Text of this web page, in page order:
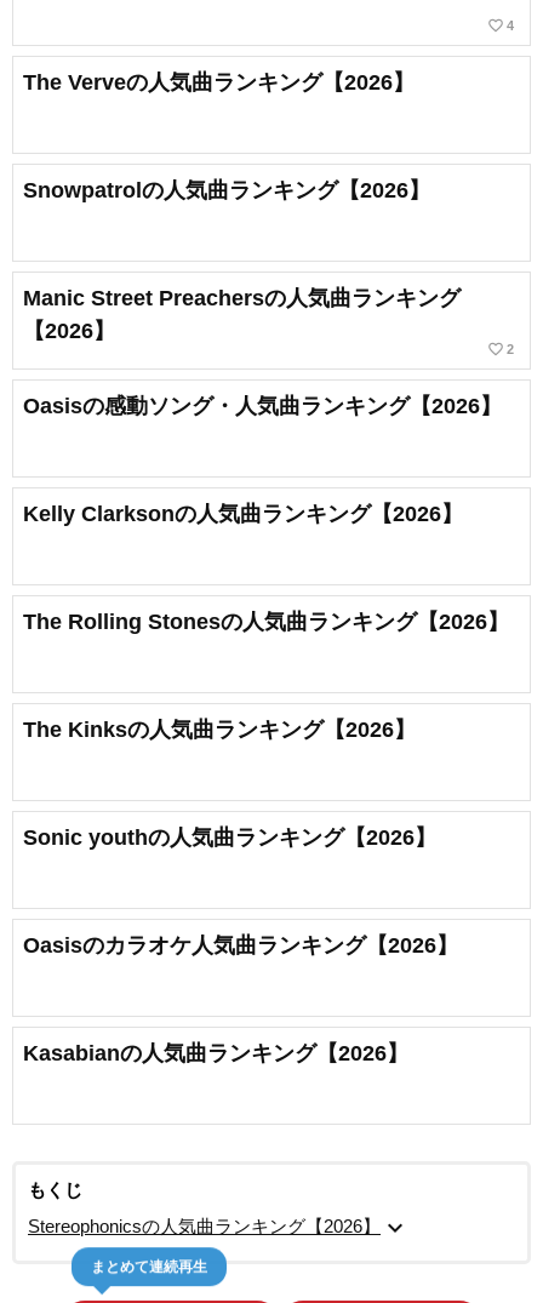
favorite_border 4
The Verveの人気曲ランキング【2026】
Snowpatrolの人気曲ランキング【2026】
Manic Street Preachersの人気曲ランキング
【2026】
favorite_border 2
Oasisの感動ソング・人気曲ランキング【2026】
Kelly Clarksonの人気曲ランキング【2026】
The Rolling Stonesの人気曲ランキング【2026】
The Kinksの人気曲ランキング【2026】
Sonic youthの人気曲ランキング【2026】
Oasisのカラオケ人気曲ランキング【2026】
Kasabianの人気曲ランキング【2026】
もくじ
Stereophonicsの人気曲ランキング【2026】
expand_more
まとめて連続再生